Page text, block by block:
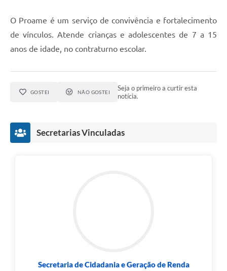
O Proame é um serviço de convivência e fortalecimento
de vínculos. Atende crianças e adolescentes de 7 a 15
anos de idade, no contraturno escolar.
GOSTEI NÃO GOSTEI
Seja o primeiro a curtir esta
notícia.
Secretarias Vinculadas
Secretaria de Cidadania e Geração de Renda